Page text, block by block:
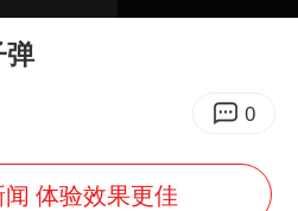
豚在海上打了个结
弹
0
体验效果更佳